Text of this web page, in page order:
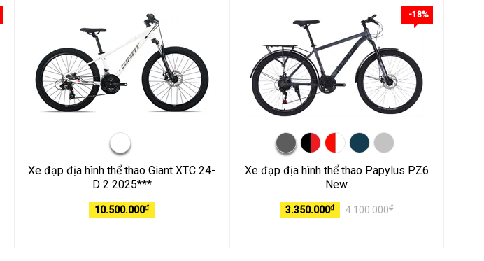
Xe đạp địa hình thể thao Giant XTC 24-
D 2 2025***
10.500.000₫
-18%
Xe đạp địa hình thể thao Papylus PZ6
New
3.350.000₫ 4.100.000₫